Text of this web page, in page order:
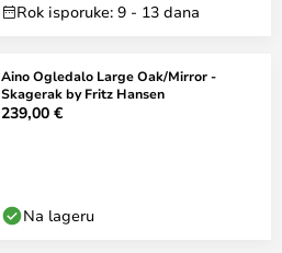
Rok isporuke: 9 - 13 dana
Aino Ogledalo Large Oak/Mirror -
Skagerak by Fritz Hansen
239,00 €
Na lageru